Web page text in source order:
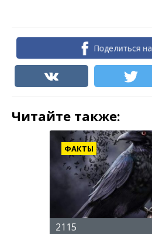
Поделиться
Читайте также:
ФАКТЫ
2115